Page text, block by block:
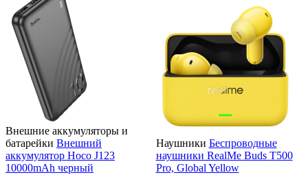
Внешние аккумуляторы и
батарейки Внешний
аккумулятор Hoco J123
10000mAh черный
Наушники Беспроводные
наушники RealMe Buds T500
Pro, Global Yellow